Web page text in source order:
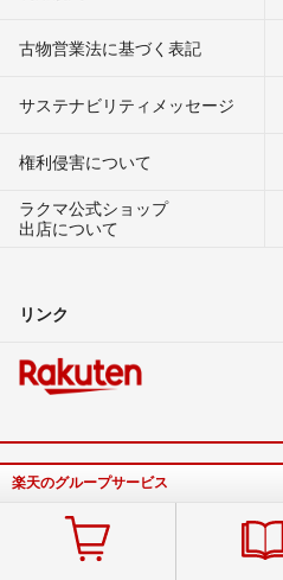
古物営業法に基づく表記
サステナビリティメッセージ
権利侵害について
ラクマ公式ショップ
出店について
リンク
楽天のグループサービス